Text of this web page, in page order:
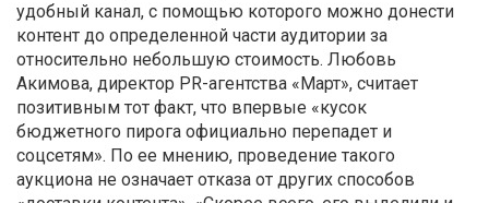
удобный канал, с помощью которого можно донести
контент до определенной части аудитории за
относительно небольшую стоимость. Любовь
Акимова, директор PR-агентства «Март», считает
позитивным тот факт, что впервые «кусок
бюджетного пирога официально перепадет и
соцсетям». По ее мнению, проведение такого
аукциона не означает отказа от других способов